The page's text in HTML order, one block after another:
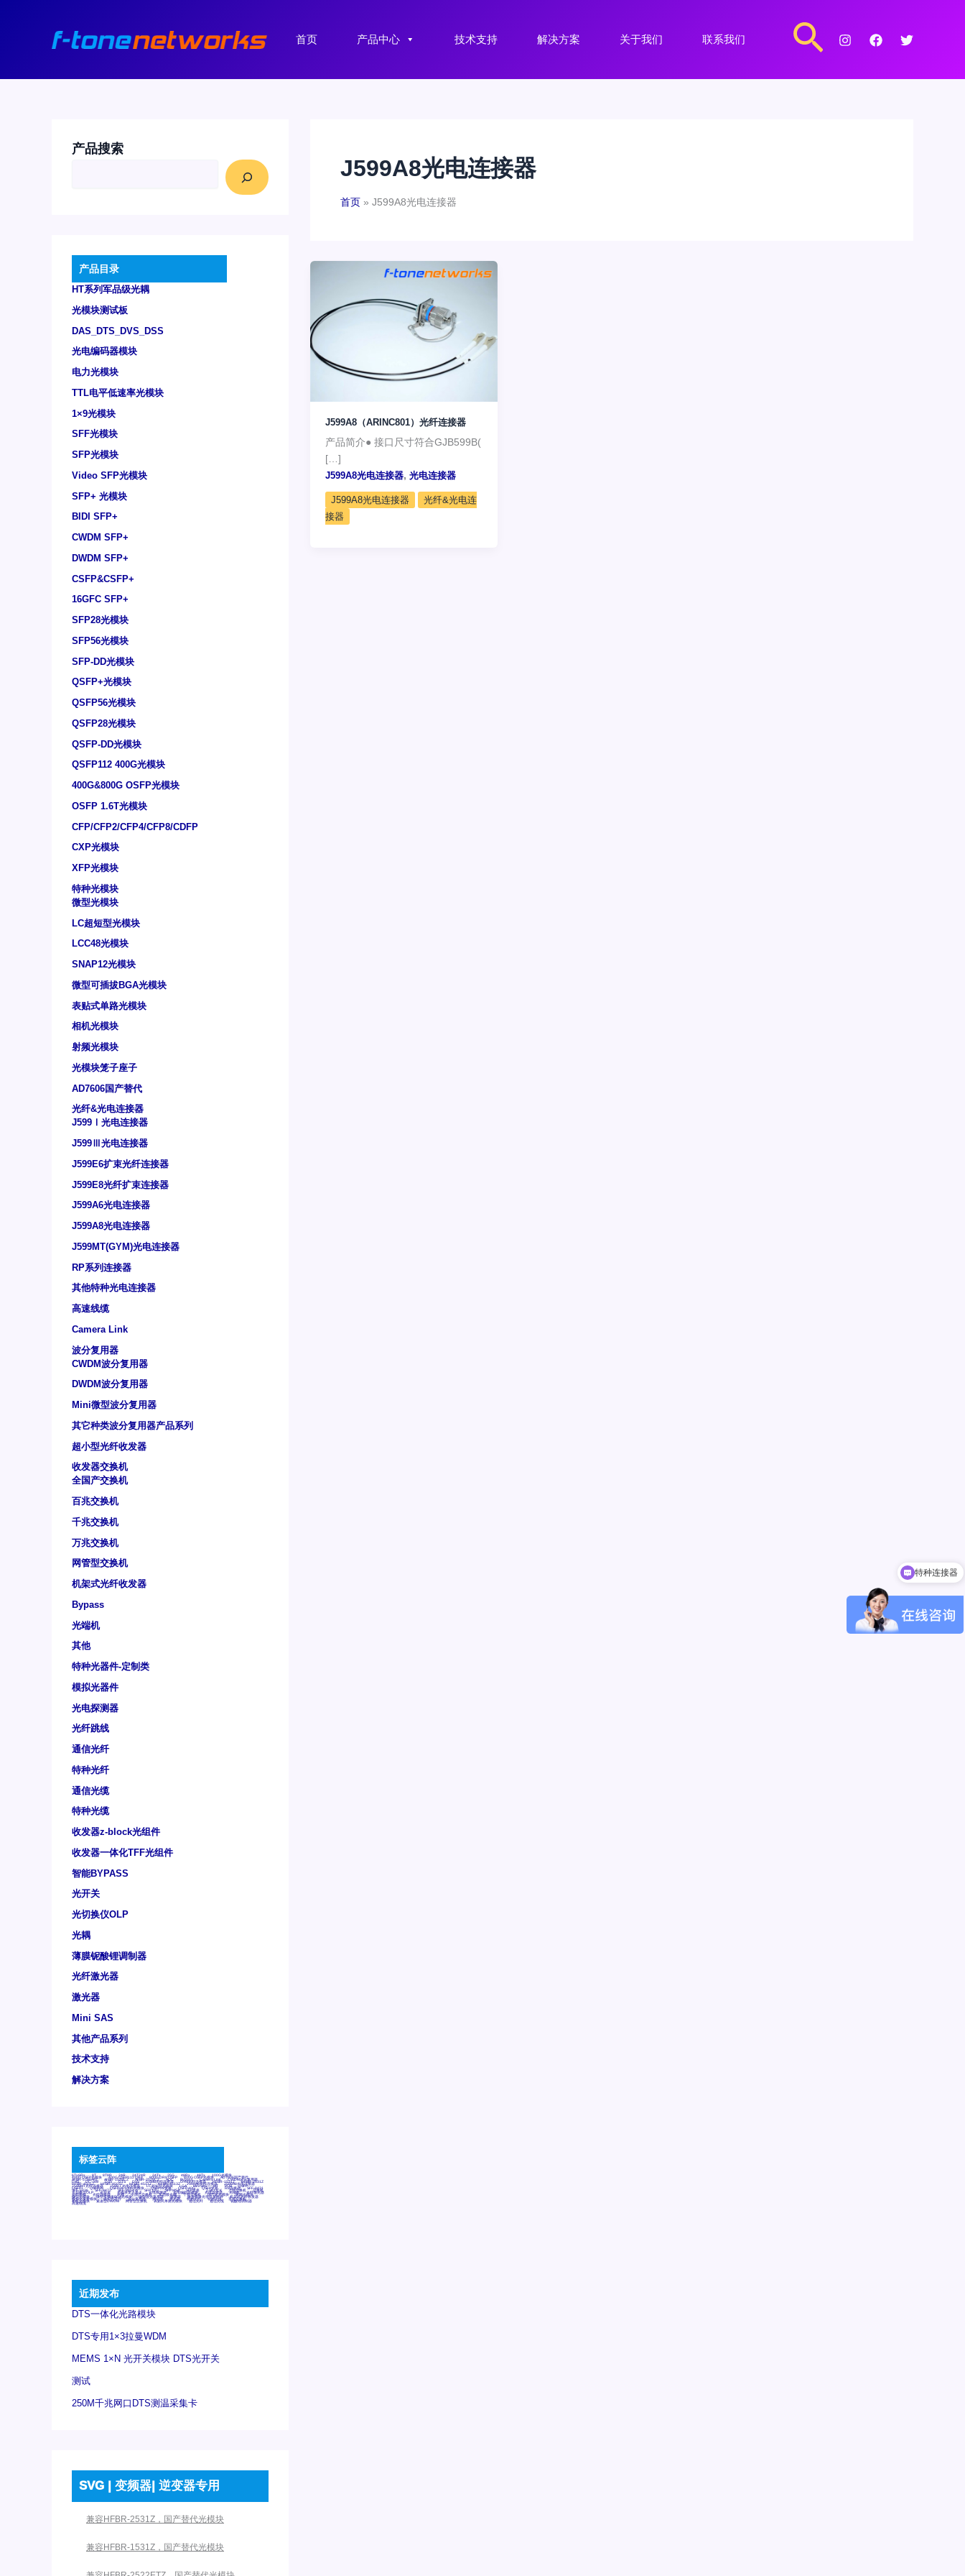
首页 产品中心 技术支持 解决方案 关于我们 联系我们
搜
索
产品搜索
产品目录
HT系列军品级光耦
光模块测试板
DAS_DTS_DVS_DSS
光电编码器模块
电力光模块
TTL电平低速率光模块
1×9光模块
SFF光模块
SFP光模块
Video SFP光模块
SFP+ 光模块
BIDI SFP+
CWDM SFP+
DWDM SFP+
CSFP&CSFP+
16GFC SFP+
SFP28光模块
SFP56光模块
SFP-DD光模块
QSFP+光模块
QSFP56光模块
QSFP28光模块
QSFP-DD光模块
QSFP112 400G光模块
400G&800G OSFP光模块
OSFP 1.6T光模块
CFP/CFP2/CFP4/CFP8/CDFP
CXP光模块
XFP光模块
特种光模块
微型光模块
LC超短型光模块
LCC48光模块
SNAP12光模块
微型可插拔BGA光模块
表贴式单路光模块
相机光模块
射频光模块
光模块笼子座子
AD7606国产替代
光纤&光电连接器
J599Ⅰ光电连接器
J599Ⅲ光电连接器
J599E6扩束光纤连接器
J599E8光纤扩束连接器
J599A6光电连接器
J599A8光电连接器
J599MT(GYM)光电连接器
RP系列连接器
其他特种光电连接器
高速线缆
Camera Link
波分复用器
CWDM波分复用器
DWDM波分复用器
Mini微型波分复用器
其它种类波分复用器产品系列
超小型光纤收发器
收发器交换机
全国产交换机
百兆交换机
千兆交换机
万兆交换机
网管型交换机
机架式光纤收发器
Bypass
光端机
其他
特种光器件-定制类
模拟光器件
光电探测器
光纤跳线
通信光纤
特种光纤
通信光缆
特种光缆
收发器z-block光组件
收发器一体化TFF光组件
智能BYPASS
光开关
光切换仪OLP
光耦
薄膜铌酸锂调制器
光纤激光器
激光器
Mini SAS
其他产品系列
技术支持
解决方案
标签云阵
6Tx6Rx 8T 8T8R 24R 24T24R 24Tx 25G 48Rx 48Tx 100G光模块
400G OSFP光模块 400G QSFP112 DR4 800G DR8 OSFP 800G OSFP光模块 AD7606国产替代
AFBR-57B4APZ AFBR-1528CZ AFBR-2528CZ AOC Bypass Camera Link CWDM波分复用器
DAS DC~4M DSS DTS DVS GYMB光纤连接器 GYM光纤连接器 HFBR-1531Z HFBR-2531Z
HFBR-4501Z HFBR-4503Z HFBR-4511Z HFBR-4513Z J599A6光纤连接器 J599A8光电连接器
J599MT光纤连接器 J599Ⅰ光电连接器 LC超短型光模块 LGA Mini SAS MT POB QSFP
QSFP+ QSFP28 QSFP28 100G光模块 QSFP28笼座 QSFP 40G QSFP笼座 RP连接器 SFF-8431
SFF-8436 SFF-8472 SFF-8654 4i SFP 10G SFP MSA SFP笼座 Z-BLOCK 万兆交换机 交换机
光切换仪OLP 光开关 光模块笼子座子 光电探测器 光电编码器模块 光电连接器 光端机 光纤激光器
光纤跳线 光纤连接器 光耦 全国产交换机 军品级光耦 千兆交换机 国产化光模块 射频光模块
微型光模块 微型可插拔BGA光模块 微型波分复用器 探测器 收发模块光学引擎组件 机架式光纤收发器
模拟光发射模块 模拟光器件 波分复用器 测试版 激光器 特种光纤 特种光缆 百兆交换机
相机光模块 紧凑型DWDM 网管型交换机 表贴式单路光模块 通信光纤 通信光缆 铌酸锂调制器
高速线缆
近期发布
DTS一体化光路模块
DTS专用1×3拉曼WDM
MEMS 1×N 光开关模块 DTS光开关
测试
250M千兆网口DTS测温采集卡
SVG | 变频器| 逆变器专用
兼容HFBR-2531Z，国产替代光模块
兼容HFBR-1531Z，国产替代光模块
J599A8光电连接器
首页 J599A8光电连接器
J599A8（ARINC801）光纤连接器
产品简介● 接口尺寸符合GJB599B(
[…]
J599A8光电连接器, 光电连接器
J599A8光电连接器
光纤&光电连
接器
小型化光模块